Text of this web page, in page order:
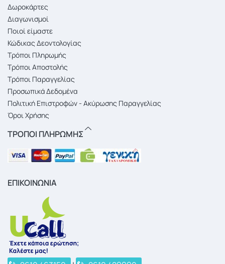
Δωροκάρτες
Διαγωνισμοί
Ποιοί είμαστε
Κώδικας Δεοντολογίας
Τρόποι Πληρωμής
Τρόποι Αποστολής
Τρόποι Παραγγελίας
Προσωπικά Δεδομένα
Πολιτική Επιστροφών - Ακύρωσης Παραγγελίας
Όροι Χρήσης
ΤΡΟΠΟΙ ΠΛΗΡΩΜΗΣ
ΕΠΙΚΟΙΝΩΝΙΑ